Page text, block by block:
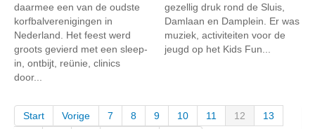
daarmee een van de oudste
korfbalverenigingen in
Nederland. Het feest werd
groots gevierd met een sleep-
in, ontbijt, reünie, clinics
door...
gezellig druk rond de Sluis,
Damlaan en Damplein. Er was
muziek, activiteiten voor de
jeugd op het Kids Fun...
Start Vorige 7 8 9 10 11 12
13